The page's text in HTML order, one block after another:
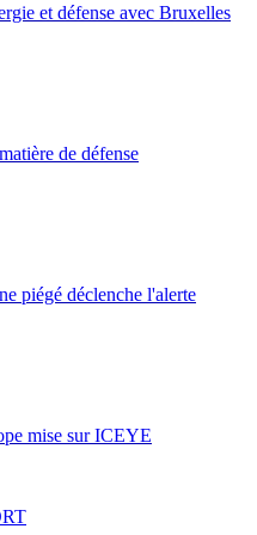
et défense avec Bruxelles
de défense
piégé déclenche l'alerte
mise sur ICEYE